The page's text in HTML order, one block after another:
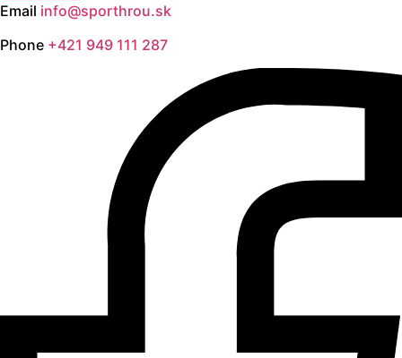
Email info@sporthrou.sk
Phone +421 949 111 287